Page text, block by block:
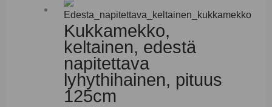
Kukkamekko,
keltainen, edestä
napitettava
lyhythihainen, pituus
125cm